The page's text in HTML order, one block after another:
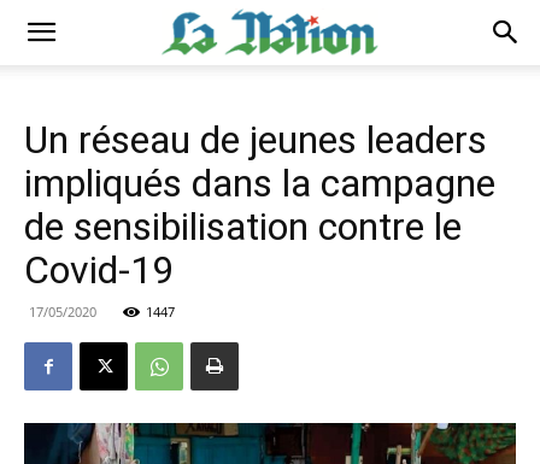
Un réseau de jeunes leaders
impliqués dans la campagne
de sensibilisation contre le
Covid-19
17/05/2020 1447